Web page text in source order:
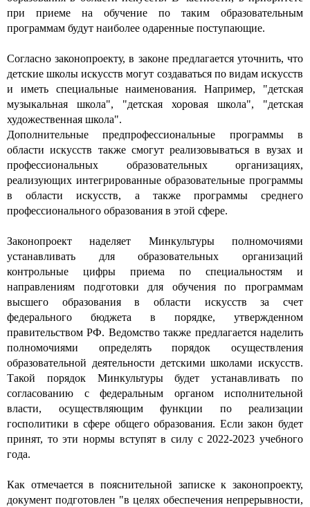
при приеме на обучение по таким образовательным
программам будут наиболее одаренные поступающие.
Согласно законопроекту, в законе предлагается уточнить, что
детские школы искусств могут создаваться по видам искусств
и иметь специальные наименования. Например, "детская
музыкальная школа", "детская хоровая школа", "детская
художественная школа".
Дополнительные предпрофессиональные программы в
области искусств также смогут реализовываться в вузах и
профессиональных образовательных организациях,
реализующих интегрированные образовательные программы
в области искусств, а также программы среднего
профессионального образования в этой сфере.
Законопроект наделяет Минкультуры полномочиями
устанавливать для образовательных организаций
контрольные цифры приема по специальностям и
направлениям подготовки для обучения по программам
высшего образования в области искусств за счет
федерального бюджета в порядке, утвержденном
правительством РФ. Ведомство также предлагается наделить
полномочиями определять порядок осуществления
образовательной деятельности детскими школами искусств.
Такой порядок Минкультуры будет устанавливать по
согласованию с федеральным органом исполнительной
власти, осуществляющим функции по реализации
госполитики в сфере общего образования. Если закон будет
принят, то эти нормы вступят в силу с 2022-2023 учебного
года.
Как отмечается в пояснительной записке к законопроекту,
документ подготовлен "в целях обеспечения непрерывности,